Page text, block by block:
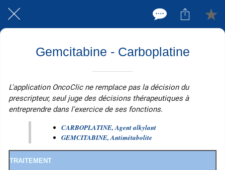
Gemcitabine - Carboplatine
L'application OncoClic ne remplace pas la décision du
prescripteur, seul juge des décisions thérapeutiques à
entreprendre dans l'exercice de ses fonctions.
CARBOPLATINE, Agent alkylant
GEMCITABINE, Antimétabolite
TRAITEMENT